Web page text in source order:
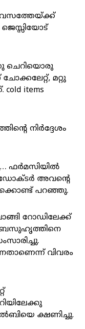
മറ്റു
items
നിർദ്ദേശം
ഫർമസിയിൽ
ഡോക്ടർ അവന്റെ
പറഞ്ഞു.
റോഡിലേക്ക്
വിവരം
ക്ഷണിച്ചു.